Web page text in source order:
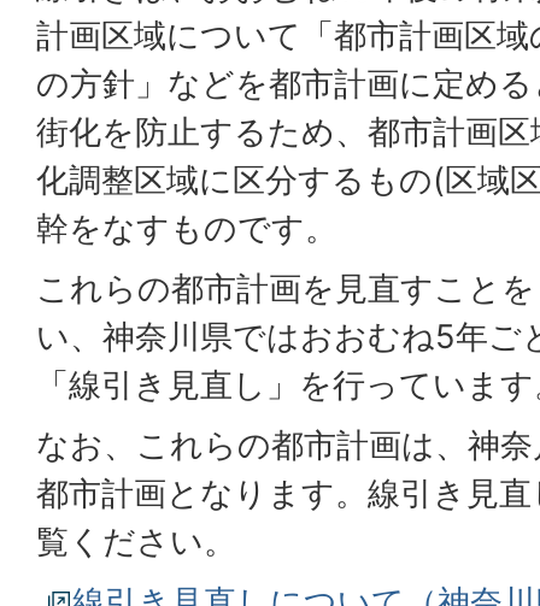
計画区域について「都市計画区
の方針」などを都市計画に定め
街化を防止するため、都市計画
化調整区域に区分するもの(区域
幹をなすものです。
これらの都市計画を見直すこと
い、神奈川県ではおおむね5年ご
「線引き見直し」を行っていま
なお、これらの都市計画は、神
都市計画となります。線引き見
覧ください。